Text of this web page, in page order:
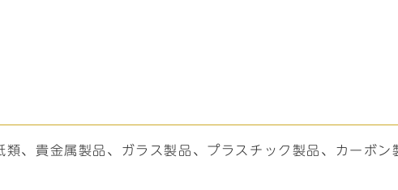
、貴金属製品、ガラス製品、プラスチック製品、カーボン